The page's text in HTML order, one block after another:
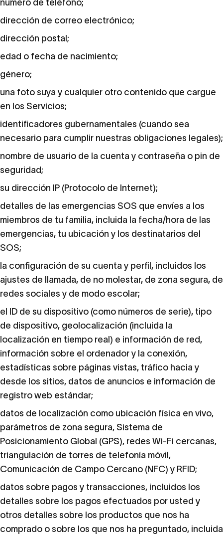
número de teléfono;
dirección de correo electrónico;
dirección postal;
edad o fecha de nacimiento;
género;
una foto suya y cualquier otro contenido que cargue
en los Servicios;
identificadores gubernamentales (cuando sea
necesario para cumplir nuestras obligaciones legales);
nombre de usuario de la cuenta y contraseña o pin de
seguridad;
su dirección IP (Protocolo de Internet);
detalles de las emergencias SOS que envíes a los
miembros de tu familia, incluida la fecha/hora de las
emergencias, tu ubicación y los destinatarios del
SOS;
la configuración de su cuenta y perfil, incluidos los
ajustes de llamada, de no molestar, de zona segura, de
redes sociales y de modo escolar;
el ID de su dispositivo (como números de serie), tipo
de dispositivo, geolocalización (incluida la
localización en tiempo real) e información de red,
información sobre el ordenador y la conexión,
estadísticas sobre páginas vistas, tráfico hacia y
desde los sitios, datos de anuncios e información de
registro web estándar;
datos de localización como ubicación física en vivo,
parámetros de zona segura, Sistema de
Posicionamiento Global (GPS), redes Wi-Fi cercanas,
triangulación de torres de telefonía móvil,
Comunicación de Campo Cercano (NFC) y RFID;
datos sobre pagos y transacciones, incluidos los
detalles sobre los pagos efectuados por usted y
otros detalles sobre los productos que nos ha
comprado o sobre los que nos ha preguntado, incluida